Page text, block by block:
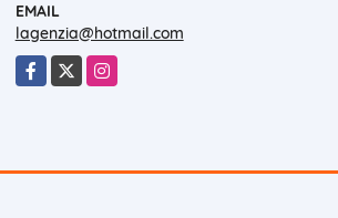
EMAIL
lagenzia@hotmail.com
Facebook
X Instagram